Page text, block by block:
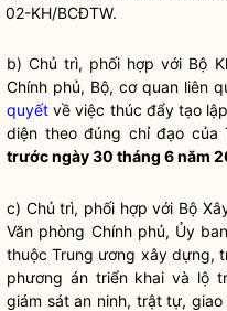
02-KH/BCĐTW.
b) Chủ trì, phối hợp với Bộ
Chính phủ, Bộ, cơ quan liên
quyết về việc thúc đẩy tạo
diện theo đúng chỉ đạo của
trước ngày 30 tháng 6 năm
c) Chủ trì, phối hợp với Bộ
Văn phòng Chính phủ, Ủy
thuộc Trung ương xây dựng,
phương án triển khai và lộ
giám sát an ninh, trật tự,